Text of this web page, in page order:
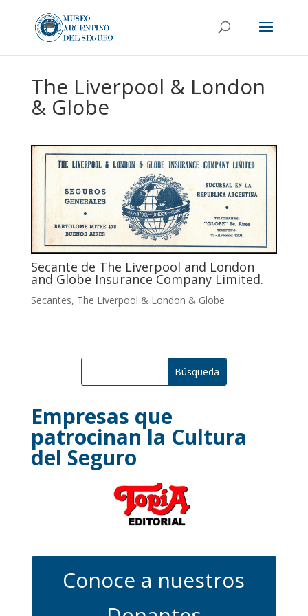
The Liverpool & London
& Globe
Secante de The Liverpool and London
and Globe Insurance Company Limited.
Secantes, The Liverpool & London & Globe
Empresas que
patrocinan la Cultura
del Seguro
Conoce a nuestros